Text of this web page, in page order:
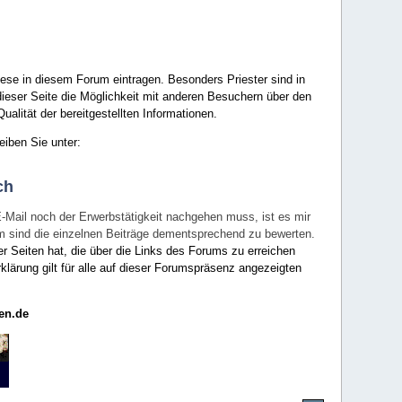
in diesem Forum eintragen. Besonders Priester sind in
Seite die Möglichkeit mit anderen Besuchern über den
der bereitgestellten Informationen.
Sie unter:
noch der Erwerbstätigkeit nachgehen muss, ist es mir
die einzelnen Beiträge dementsprechend zu bewerten.
Seiten hat, die über die Links des Forums zu erreichen
gilt für alle auf dieser Forumspräsenz angezeigten